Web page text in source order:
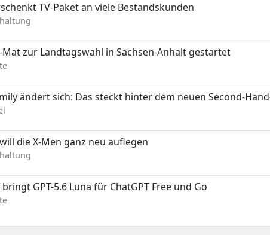
TV-Paket an viele Bestandskunden
Mat zur Landtagswahl in Sachsen-Anhalt gestartet
ändert sich: Das steckt hinter dem neuen Second-
die X-Men ganz neu auflegen
GPT-5.6 Luna für ChatGPT Free und Go